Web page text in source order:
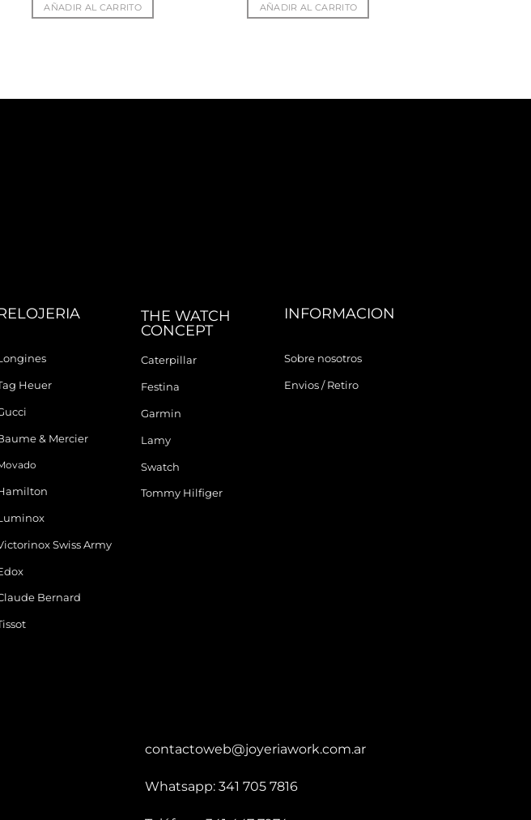
AÑADIR AL CARRITO AÑADIR AL CARRITO
Heuer
& Mercier
Swiss Army
Bernard
THE WATCH
CONCEPT
Caterpillar
Festina
Garmin
Lamy
Swatch
Tommy Hilfiger
INFORMACION
Sobre nosotros
Envios / Retiro
contactoweb@joyeriawork.com.ar
Whatsapp: 341 705 7816